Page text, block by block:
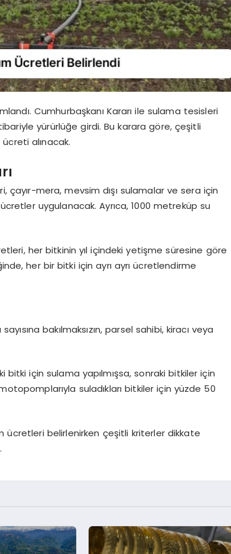
Cumhurbaşkanı Kararı ile sulama tesisleri
yürürlüğe girdi. Bu karara göre, çeşitli
alınacak.
çayır-mera, mevsim dışı sulamalar ve sera için
uygulanacak. Ayrıca, 1000 metreküp su
her bitkinin yıl içindeki yetişme süresine göre
her bir bitki için ayrı ayrı ücretlendirme
bakılmaksızın, parsel sahibi, kiracı veya
için sulama yapılmışsa, sonraki bitkiler için
suladıkları bitkiler için yüzde 50
ücretleri belirlenirken çeşitli kriterler dikkate